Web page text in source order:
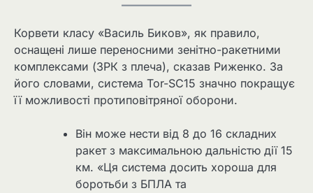
Корвети класу «Василь Биков», як правило,
оснащені лише переносними зенітно-ракетними
комплексами (ЗРК з плеча), сказав Риженко. За
його словами, система Tor-SC15 значно покращує
її можливості протиповітряної оборони.
Він може нести від 8 до 16 складних
ракет з максимальною дальністю дії 15
км. «Ця система досить хороша для
боротьби з БПЛА та